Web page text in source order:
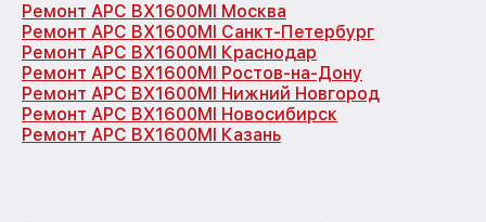
Ремонт APC BX1600MI Москва
Ремонт APC BX1600MI Санкт-Петербург
Ремонт APC BX1600MI Краснодар
Ремонт APC BX1600MI Ростов-на-Дону
Ремонт APC BX1600MI Нижний Новгород
Ремонт APC BX1600MI Новосибирск
Ремонт APC BX1600MI Казань